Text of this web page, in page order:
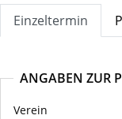
Einzeltermin
ANGABEN ZUR
Verein